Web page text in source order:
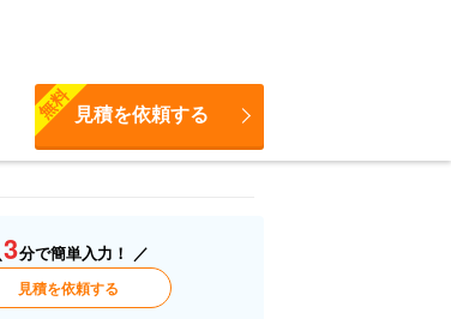
見積を依頼する
無料
3分で簡単入力！ ／
見積を依頼する